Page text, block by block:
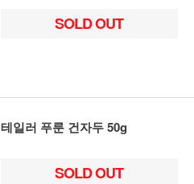
SOLD OUT
테일러 푸룬 건자두 50g
SOLD OUT